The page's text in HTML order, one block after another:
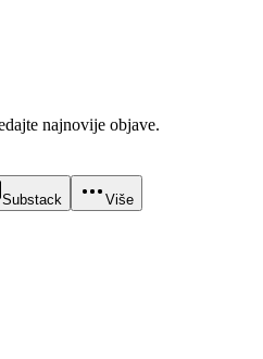
najnovije objave.
Substack Više